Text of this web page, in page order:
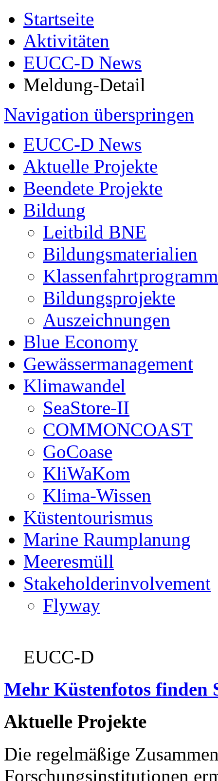
Startseite
Aktivitäten
EUCC-D News
Meldung-Detail
Navigation überspringen
EUCC-D News
Aktuelle Projekte
Beendete Projekte
Bildung
Leitbild BNE
Bildungsmaterialien
Klassenfahrtprogramm
Bildungsprojekte
Auszeichnungen
Blue Economy
Gewässermanagement
Klimawandel
SeaStore-II
COMMONCOAST
GoCoase
KliWaKom
Klima-Wissen
Küstentourismus
Marine Raumplanung
Meeresmüll
Stakeholderinvolvement
Flyway
EUCC-D
Mehr Küstenfotos finden
Aktuelle Projekte
Die regelmäßige
Forschungsinstitutionen